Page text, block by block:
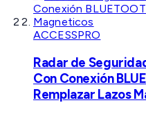
ACCESSPRO
Radar de
Con Conexión
Remplazar Lazos